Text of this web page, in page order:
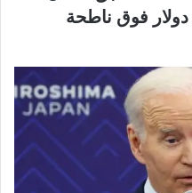
5 مليارات دولار فوق ناطحة